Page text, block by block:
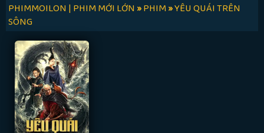
PHIMMOILON | PHIM MỚI LỚN»PHIM»YÊU QUÁI TRÊN
SÔNG